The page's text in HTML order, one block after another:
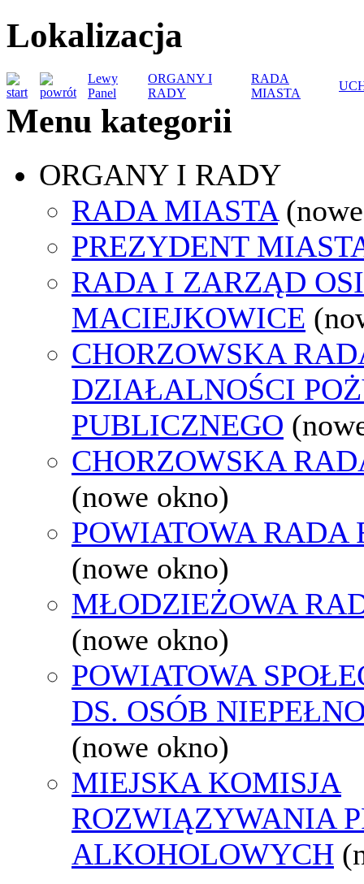
Lokalizacja
Lewy
Panel
ORGANY I
RADY
RADA
MIASTA
Menu kategorii
ORGANY I RADY
RADA MIASTA
PREZYDENT
RADA I ZARZĄD
MACIEJKOWICE
CHORZOWSKA
DZIAŁALNOŚCI
PUBLICZNEGO
CHORZOWSKA
(nowe okno)
POWIATOWA RADA
(nowe okno)
MŁODZIEŻOWA
(nowe okno)
POWIATOWA
DS. OSÓB
(nowe okno)
MIEJSKA KOMISJA
ROZWIĄZYWANIA
ALKOHOLOWYCH